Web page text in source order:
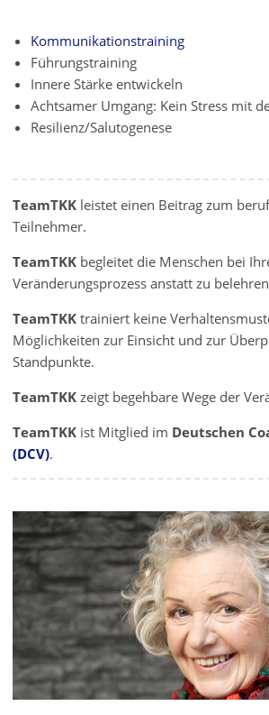
Kommunikationstraining
Führungstraining
Innere Stärke entwickeln
Achtsamer Umgang: Kein Stress mit
Resilienz/Salutogenese
TeamTKK leistet einen Beitrag zum
Teilnehmer.
TeamTKK begleitet die Menschen bei
Veränderungsprozess anstatt zu
TeamTKK trainiert keine
Möglichkeiten zur Einsicht und zur
Standpunkte.
TeamTKK zeigt begehbare Wege der
TeamTKK ist Mitglied im Deutschen
(DCV).